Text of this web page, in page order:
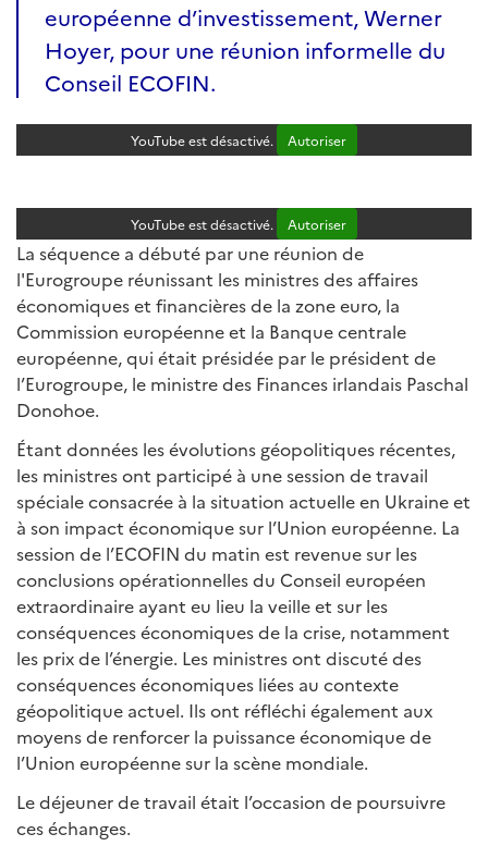
européenne d’investissement, Werner
Hoyer, pour une réunion informelle du
Conseil ECOFIN.
YouTube est désactivé. Autoriser
YouTube est désactivé. Autoriser
La séquence a débuté par une réunion de
l'Eurogroupe réunissant les ministres des affaires
économiques et financières de la zone euro, la
Commission européenne et la Banque centrale
européenne, qui était présidée par le président de
l’Eurogroupe, le ministre des Finances irlandais Paschal
Donohoe.
Étant données les évolutions géopolitiques récentes,
les ministres ont participé à une session de travail
spéciale consacrée à la situation actuelle en Ukraine et
à son impact économique sur l’Union européenne. La
session de l’ECOFIN du matin est revenue sur les
conclusions opérationnelles du Conseil européen
extraordinaire ayant eu lieu la veille et sur les
conséquences économiques de la crise, notamment
les prix de l’énergie. Les ministres ont discuté des
conséquences économiques liées au contexte
géopolitique actuel. Ils ont réfléchi également aux
moyens de renforcer la puissance économique de
l’Union européenne sur la scène mondiale.
Le déjeuner de travail était l’occasion de poursuivre
ces échanges.